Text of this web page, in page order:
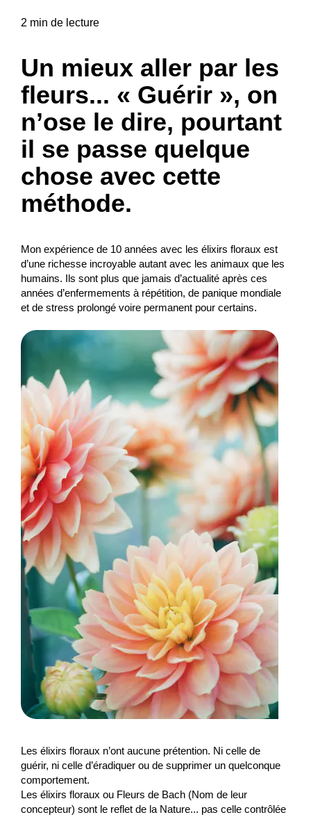
2 min de lecture
Un mieux aller par les
fleurs... « Guérir », on
n’ose le dire, pourtant
il se passe quelque
chose avec cette
méthode.
Mon expérience de 10 années avec les élixirs floraux est
d’une richesse incroyable autant avec les animaux que les
humains. Ils sont plus que jamais d’actualité après ces
années d’enfermements à répétition, de panique mondiale
et de stress prolongé voire permanent pour certains.
Les élixirs floraux n’ont aucune prétention. Ni celle de
guérir, ni celle d’éradiquer ou de supprimer un quelconque
comportement.
Les élixirs floraux ou Fleurs de Bach (Nom de leur
concepteur) sont le reflet de la Nature... pas celle contrôlée